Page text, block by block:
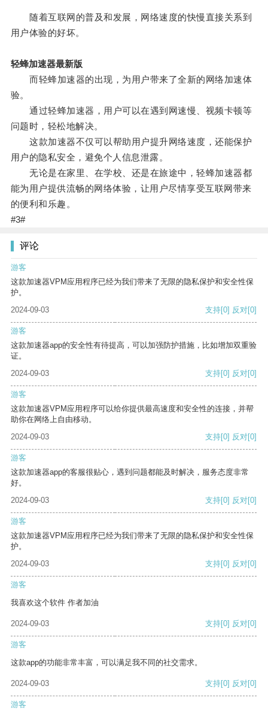
随着互联网的普及和发展，网络速度的快慢直接关系到
用户体验的好坏。
轻蜂加速器最新版
而轻蜂加速器的出现，为用户带来了全新的网络加速体
验。
通过轻蜂加速器，用户可以在遇到网速慢、视频卡顿等
问题时，轻松地解决。
这款加速器不仅可以帮助用户提升网络速度，还能保护
用户的隐私安全，避免个人信息泄露。
无论是在家里、在学校、还是在旅途中，轻蜂加速器都
能为用户提供流畅的网络体验，让用户尽情享受互联网带来
的便利和乐趣。
#3#
评论
游客
这款加速器VPM应用程序已经为我们带来了无限的隐私保护和安全性保
护。
2024-09-03
支持[0] 反对[0]
游客
这款加速器app的安全性有待提高，可以加强防护措施，比如增加双重验
证。
2024-09-03
支持[0] 反对[0]
游客
这款加速器VPM应用程序可以给你提供最高速度和安全性的连接，并帮
助你在网络上自由移动。
2024-09-03
支持[0] 反对[0]
游客
这款加速器app的客服很贴心，遇到问题都能及时解决，服务态度非常
好。
2024-09-03
支持[0] 反对[0]
游客
这款加速器VPM应用程序已经为我们带来了无限的隐私保护和安全性保
护。
2024-09-03
支持[0] 反对[0]
游客
我喜欢这个软件 作者加油
2024-09-03 支持[0] 反对[0]
游客
这款app的功能非常丰富，可以满足我不同的社交需求。
2024-09-03 支持[0] 反对[0]
游客